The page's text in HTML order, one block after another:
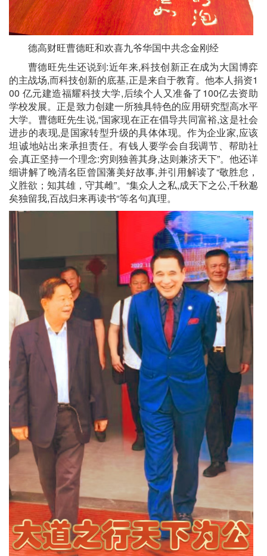
德高财旺曹德旺和欢喜九爷华国中共念金刚经
曹德旺先生还说到:近年来,科技创新正在成为大国博弈
的主战场,而科技创新的底基,正是来自于教育。他本人捐资1
00 亿元建造福耀科技大学,后续个人又准备了100亿去资助
学校发展。正是致力创建一所独具特色的应用研究型高水平
大学。曹德旺先生说,“国家现在正在倡导共同富裕,这是社会
进步的表现,是国家转型升级的具体体现。作为企业家,应该
坦诚地站出来承担责任。有钱人要学会自我调节、帮助社
会,真正坚持一个理念:穷则独善其身,达则兼济天下”。他还详
细讲解了晚清名臣曾国藩美好故事,并引用解读了“敬胜怠，
义胜欲；知其雄，守其雌”。“集众人之私,成天下之公,千秋邈
矣独留我,百战归来再读书“等名句真理。